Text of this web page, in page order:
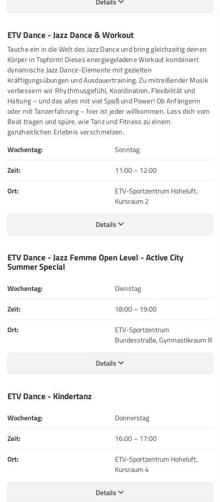
ETV Dance - Jazz Dance & Workout
Tauche ein in die Welt des Jazz Dance und bring gleichzeitig deinen
Körper in Topform! Dieses energiegeladene Workout kombiniert
dynamische Jazz Dance-Elemente mit gezielten
Kräftigungsübungen und Ausdauertraining. Zu mitreißender Musik
verbessern wir Rhythmusgefühl, Koordination, Flexibilität und
Haltung – und das alles mit viel Spaß und Power! Ob Anfängerin
oder mit Tanzerfahrung – hier ist jeder willkommen. Lass dich vom
Beat tragen und spüre, wie Tanz und Fitness zu einem
ganzheitlichen Erlebnis verschmelzen.
Wochentag:
Sonntag
Zeit:
11:00– 12:00
Ort:
ETV-Sportzentrum Hoheluft,
Kursraum 2
Details
ETV Dance - Jazz Femme Open Level - Active City
Summer Special
Wochentag:
Dienstag
Zeit:
18:00– 19:00
Ort:
ETV-Sportzentrum
Bundesstraße, Gymnastikraum III
Details
ETV Dance - Kindertanz
Wochentag:
Donnerstag
Zeit:
16:00– 17:00
Ort:
ETV-Sportzentrum Hoheluft,
Kursraum 4
Details